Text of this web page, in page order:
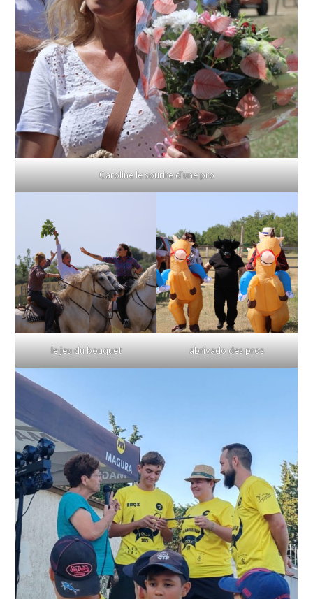
Caroline le sourire d’une pro
le jeu du bouquet abrivado des pros